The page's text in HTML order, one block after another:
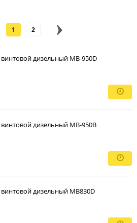
1 2
дизельный MB-950D
дизельный MB-950B
дизельный MB830D